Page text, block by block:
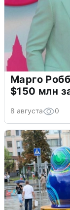
Марго
$150 млн
8 августа 0